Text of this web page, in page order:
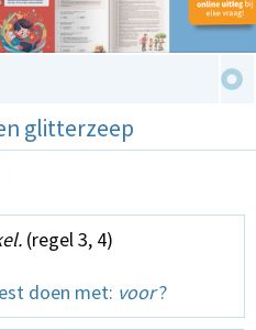
glitterzeep
(regel 3, 4)
doen met: voor?